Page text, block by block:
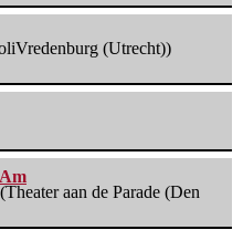
(Utrecht))
aan de Parade (Den